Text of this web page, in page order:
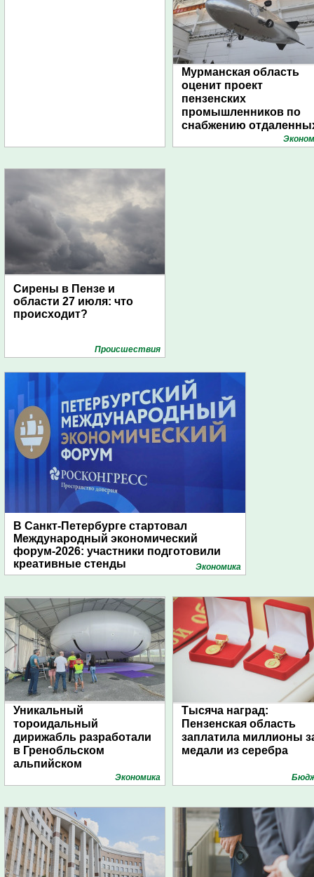
Мурманская область
оценит проект
пензенских
промышленников по
снабжению
поселений с помощью
Сирены в Пензе и
области 27 июля: что
происходит?
Проиcшествия
В Санкт-Петербурге стартовал
Международный экономический
форум-2026: участники подготовили
креативные стенды
Экономика
Уникальный
тороидальный
дирижабль разработали
в Гренобльском
альпийском
Экономика
Тысяча наград:
Пензенская область
заплатила миллионы
медали из серебра